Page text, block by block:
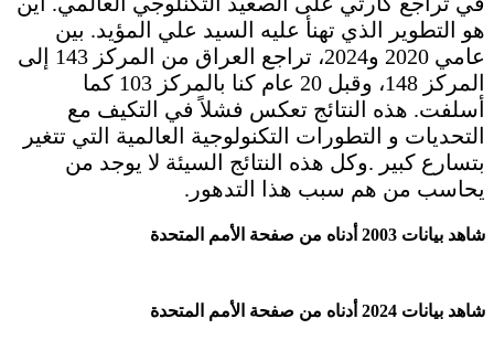
هو التطوير الذي تهنأ عليه السيد علي المؤيد. بين
عامي 2020 و2024، تراجع العراق من المركز 143 إلى
المركز 148، وقبل 20 عام كنا بالمركز 103 كما
أسلفت. هذه النتائج تعكس فشلاً في التكيف مع
التحديات و التطورات التكنولوجية العالمية التي تتغير
بتسارع كبير .وكل هذه النتائج السيئة لا يوجد من
يحاسب من هم سبب هذا التدهور.
شاهد بيانات 2003 أدناه من صفحة الأمم المتحدة
شاهد بيانات 2024 أدناه من صفحة الأمم المتحدة